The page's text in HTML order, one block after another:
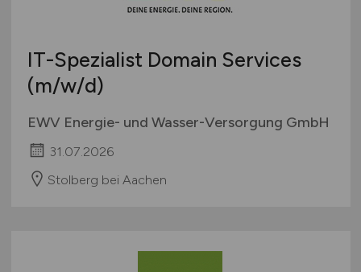
IT-Spezialist Domain Services
(m/w/d)
EWV Energie- und Wasser-Versorgung GmbH
31.07.2026
Stolberg bei Aachen